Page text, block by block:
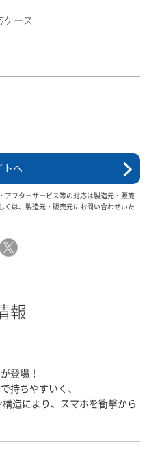
ケース
トへ
アフターサービス等の対応は製造元・販売
くは、製造元・販売元にお問い合わせいた
報
登場！
持ちやすいく、
造により、スマホを衝撃から